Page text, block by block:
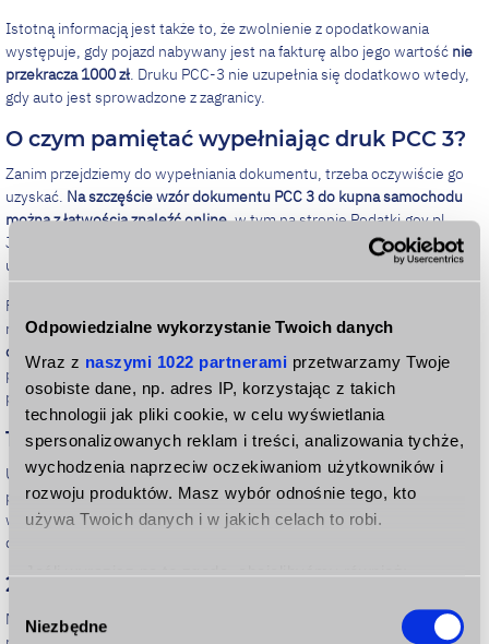
Odpowiedzialne wykorzystanie Twoich danych
Wraz z naszymi 1022 partnerami przetwarzamy Twoje
osobiste dane, np. adres IP, korzystając z takich
technologii jak pliki cookie, w celu wyświetlania
spersonalizowanych reklam i treści, analizowania tychże,
wychodzenia naprzeciw oczekiwaniom użytkowników i
rozwoju produktów. Masz wybór odnośnie tego, kto
używa Twoich danych i w jakich celach to robi.
Jeśli wyrazisz na to zgodę, chcielibyśmy również:
geograficznej z dokładnością nawet do kilku metrów
zgody
Niezbędne
Istotną informacją jest także to, że zwolnienie z opodatkowania
występuje, gdy pojazd nabywany jest na fakturę albo jego wartość nie
przekracza 1000 zł. Druku PCC-3 nie uzupełnia się dodatkowo wtedy,
gdy auto jest sprowadzone z zagranicy.
O czym pamiętać wypełniając druk PCC 3?
Zanim przejdziemy do wypełniania dokumentu, trzeba oczywiście go
uzyskać. Na szczęście wzór dokumentu PCC 3 do kupna samochodu
można z łatwością znaleźć online, w tym na stronie Podatki.gov.pl.
Jeśli natomiast nabywców jest kilku, niezbędne będzie także
uzupełnienie załącznika, czyli deklaracji o nazwie PCC-3/A.
Formularz można także w całości uzupełnić online. Do tego celu
niezbędny jest jednak podpis elektroniczny.Jak wypełnić PCC 3
online?
Tak samo, przy czym ułatwieniem będzie fakt, że kwota
podatku zostanie obliczona w sposób automatyczny, co nieco
przyspieszy proces i pozwoli upewnić się, że jest ona prawidłowa.
1. Druk PCC-C - część A
Uzupełnianie deklaracji rozpoczynamy od wskazania identyfikatora
podatkowego, czyli numeru NIP lub PESEL. Konieczne jest też
wpisanie nazwy swojego Urzędu Skarbowego oraz określenie, czy
dokument jest składany po raz pierwszy, czy może korygowany.
2. Druk PCC-3 - część B
Na część B deklaracji składają się dane podatnika, w tym imię,